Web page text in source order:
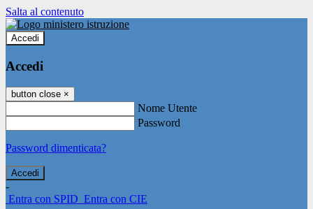
Salta al contenuto
Accedi
Accedi
button close ×
Nome Utente
Password
Password dimenticata?
-
Entra con SPID Entra con CIE